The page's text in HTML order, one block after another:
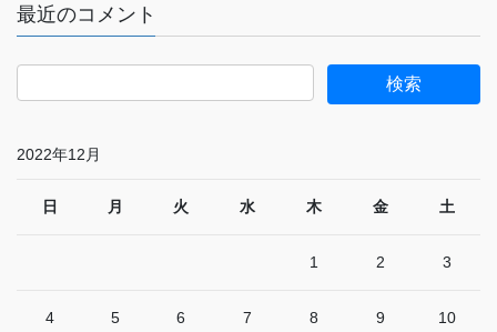
最近のコメント
2022年12月
日 月 火 水 木 金 土
1 2 3
4 5 6 7 8 9 10